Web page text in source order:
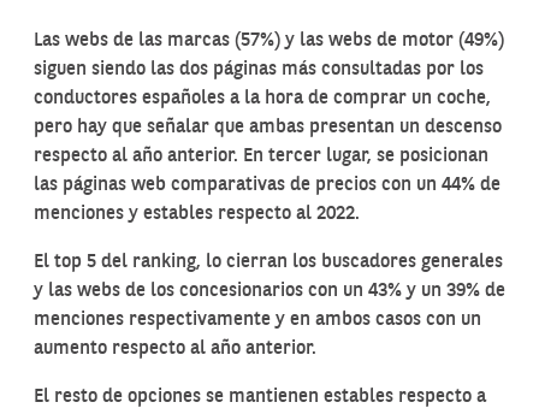
Las webs de las marcas (57%) y las webs de motor (49%)
siguen siendo las dos páginas más consultadas por los
conductores españoles a la hora de comprar un coche,
pero hay que señalar que ambas presentan un descenso
respecto al año anterior. En tercer lugar, se posicionan
las páginas web comparativas de precios con un 44% de
menciones y estables respecto al 2022.
El top 5 del ranking, lo cierran los buscadores generales
y las webs de los concesionarios con un 43% y un 39% de
menciones respectivamente y en ambos casos con un
aumento respecto al año anterior.
El resto de opciones se mantienen estables respecto a